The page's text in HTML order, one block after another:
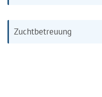
Zuchtbetreuung